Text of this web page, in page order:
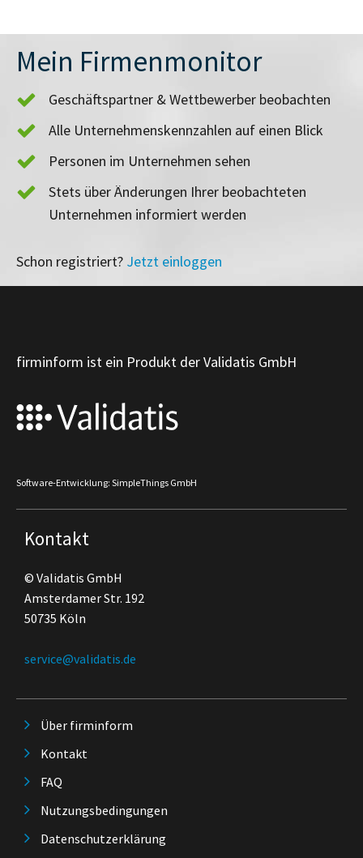
Mein Firmenmonitor
Geschäftspartner & Wettbewerber beobachten
Alle Unternehmenskennzahlen auf einen Blick
Personen im Unternehmen sehen
Stets über Änderungen Ihrer beobachteten
Unternehmen informiert werden
Schon registriert? Jetzt einloggen
firminform ist ein Produkt der Validatis GmbH
Software-Entwicklung: SimpleThings GmbH
Kontakt
© Validatis GmbH
Amsterdamer Str. 192
50735 Köln
service@validatis.de
Über firminform
Kontakt
FAQ
Nutzungsbedingungen
Datenschutzerklärung